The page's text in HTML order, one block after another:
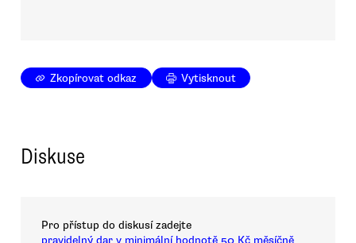
Zkopírovat odkaz Vytisknout
Diskuse
Pro přístup do diskusí zadejte